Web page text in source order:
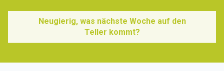
Neugierig, was nächste Woche auf den
Teller kommt?